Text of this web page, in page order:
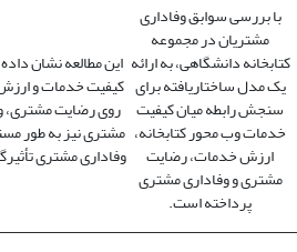
با بررسی سوابق وفاداری
مشتریان در مجموعه
کتابخانه دانشگاهی، به ارائه
یک مدل ساختاریافته برای
سنجش رابطه میان کیفیت
خدمات وب محور کتابخانه،
ارزش خدمات، رضایت
مشتری و وفاداری مشتری
پرداخته است.
این مطالعه نشان
کیفیت خدمات و
روی رضایت مشتری،
مشتری نیز به طور
وفاداری مشتری